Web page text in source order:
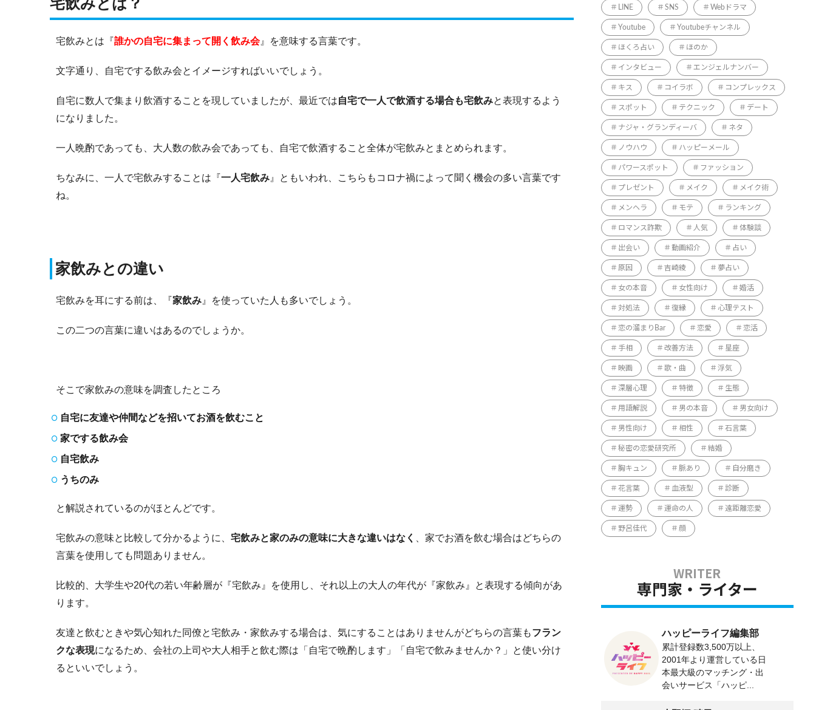
宅飲みとは『誰かの自宅に集まって開く飲み会』を意味する言葉です。
文字通り、自宅でする飲み会とイメージすればいいでしょう。
自宅に数人で集まり飲酒することを現していましたが、最近では自宅で一人で飲酒する場合も宅飲みと表現するよう
になりました。
一人晩酌であっても、大人数の飲み会であっても、自宅で飲酒すること全体が宅飲みとまとめられます。
ちなみに、一人で宅飲みすることは『一人宅飲み 』ともいわれ、こちらもコロナ禍によって聞く機会の多い言葉です
ね。
家飲みとの違い
宅飲みを耳にする前は、『家飲み 』を使っていた人も多いでしょう。
この二つの言葉に違いはあるのでしょうか。
そこで家飲みの意味を調査したところ
自宅に友達や仲間などを招いてお酒を飲むこと
家でする飲み会
自宅飲み
うちのみ
と解説されているのがほとんどです。
宅飲みの意味と比較して分かるように、 宅飲みと家のみの意味に大きな違いはなく
、家でお酒を飲む場合はどちらの
言葉を使用しても問題ありません。
比較的、大学生や20代の若い年齢層が『宅飲み』を使用し、それ以上の大人の年代が『家飲み』と表現する傾向があ
ります。
友達と飲むときや気心知れた同僚と宅飲み・家飲みする場合は、気にすることはありませんがどちらの言葉もフラン
クな表現になるため、会社の上司や大人相手と飲む際は「自宅で晩酌します」「自宅で飲みませんか？」と使い分け
るといいでしょう。
LINE SNS Webドラマ
Youtube Youtubeチャンネル
ほくろ占い ほのか
インタビュー エンジェルナンバー
キス コイラボ コンプレックス
スポット テクニック デート
ナジャ・グランディーバ ネタ
ノウハウ ハッピーメール
パワースポット ファッション
プレゼント メイク メイク術
メンヘラ モテ ランキング
ロマンス詐欺 人気 体験談
出会い 動画紹介 占い
原因 吉崎綾 夢占い
女の本音 女性向け 婚活
対処法 復縁 心理テスト
恋の溜まりBar 恋愛 恋活
手相 改善方法 星座
映画 歌・曲 浮気
深層心理 特徴 生態
用語解説 男の本音 男女向け
男性向け 相性 石言葉
秘密の恋愛研究所 結婚
胸キュン 脈あり 自分磨き
花言葉 血液型 診断
運勢 運命の人 遠距離恋愛
野呂佳代 顔
専門家・ライター
ハッピーライフ編集部
累計登録数3,500万以上、
2001年より運営している日
本最大級のマッチング・出
会いサービス「ハッピ...